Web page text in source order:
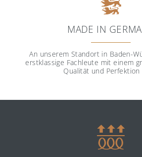
MADE IN
An unserem Standort in Baden-
erstklassige Fachleute mit einem
Qualität und Perfektion